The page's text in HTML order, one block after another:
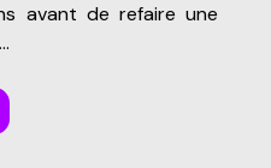
avant de refaire une